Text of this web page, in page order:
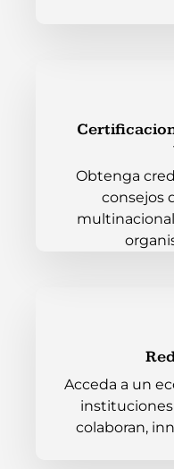
Obtenga
consejos
Acceda a un
colaboran,